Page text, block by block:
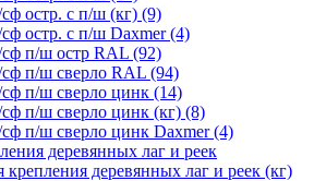
остр. с п/ш (кг) (9)
остр. с п/ш Daxmer(4)
п/ш остр RAL (92)
п/ш сверло RAL (94)
п/ш сверло цинк (14)
п/ш сверло цинк (кг) (8)
п/ш сверло цинк Daxmer(4)
деревянных лаг и реек
деревянных лаг и реек (кг)